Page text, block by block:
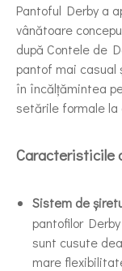
Pantoful Derby a
vânătoare
după Contele de
pantof mai casual
în încălțămintea
setările formale la
Caracteristicile
Sistem de
pantofilor
sunt cusute
mare